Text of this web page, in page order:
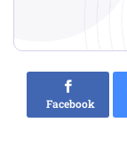
Facebook